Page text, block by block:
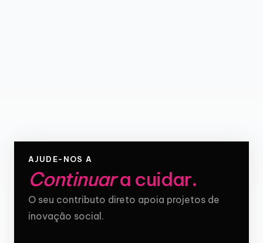
AJUDE-NOS A
Continuara cuidar.
O seu contributo direto apoia projetos de
inovação social.